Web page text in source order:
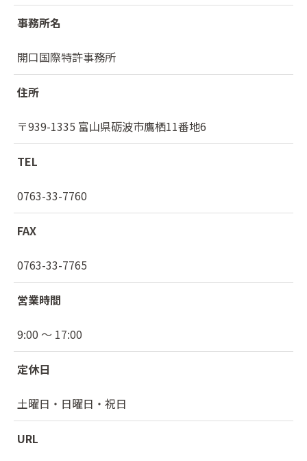
事務所名
開口国際特許事務所
住所
〒939-1335 富山県砺波市鷹栖11番地6
TEL
0763-33-7760
FAX
0763-33-7765
営業時間
9:00 〜 17:00
定休日
土曜日・日曜日・祝日
URL